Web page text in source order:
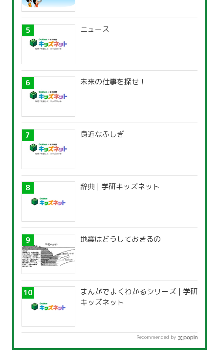
ニュース
未来の仕事を探せ！
身近なふしぎ
辞典 | 学研キッズネット
地震はどうしておきるの
まんがでよくわかるシリーズ | 学研
キッズネット
Recommended by